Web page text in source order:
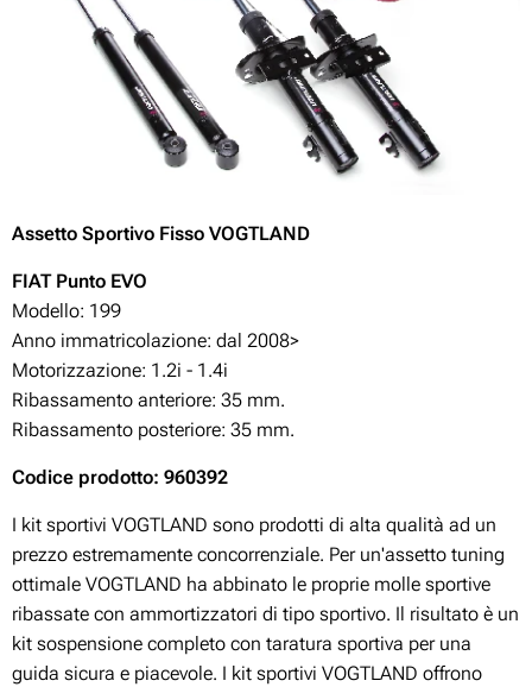
Assetto Sportivo Fisso VOGTLAND
FIAT Punto EVO
Modello: 199
Anno immatricolazione: dal 2008>
Motorizzazione: 1.2i - 1.4i
Ribassamento anteriore: 35 mm.
Ribassamento posteriore: 35 mm.
Codice prodotto: 960392
I kit sportivi VOGTLAND sono prodotti di alta qualità ad un
prezzo estremamente concorrenziale. Per un'assetto tuning
ottimale VOGTLAND ha abbinato le proprie molle sportive
ribassate con ammortizzatori di tipo sportivo. Il risultato è un
kit sospensione completo con taratura sportiva per una
guida sicura e piacevole. I kit sportivi VOGTLAND offrono